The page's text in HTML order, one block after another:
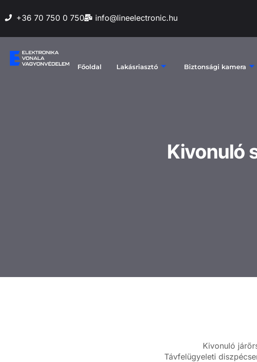
+36 70 750 0 750 info@lineelectronic.hu
Főoldal Lakásriasztó Biztonsági kamera
Kivonuló
Kivonuló
Távfelügyeleti